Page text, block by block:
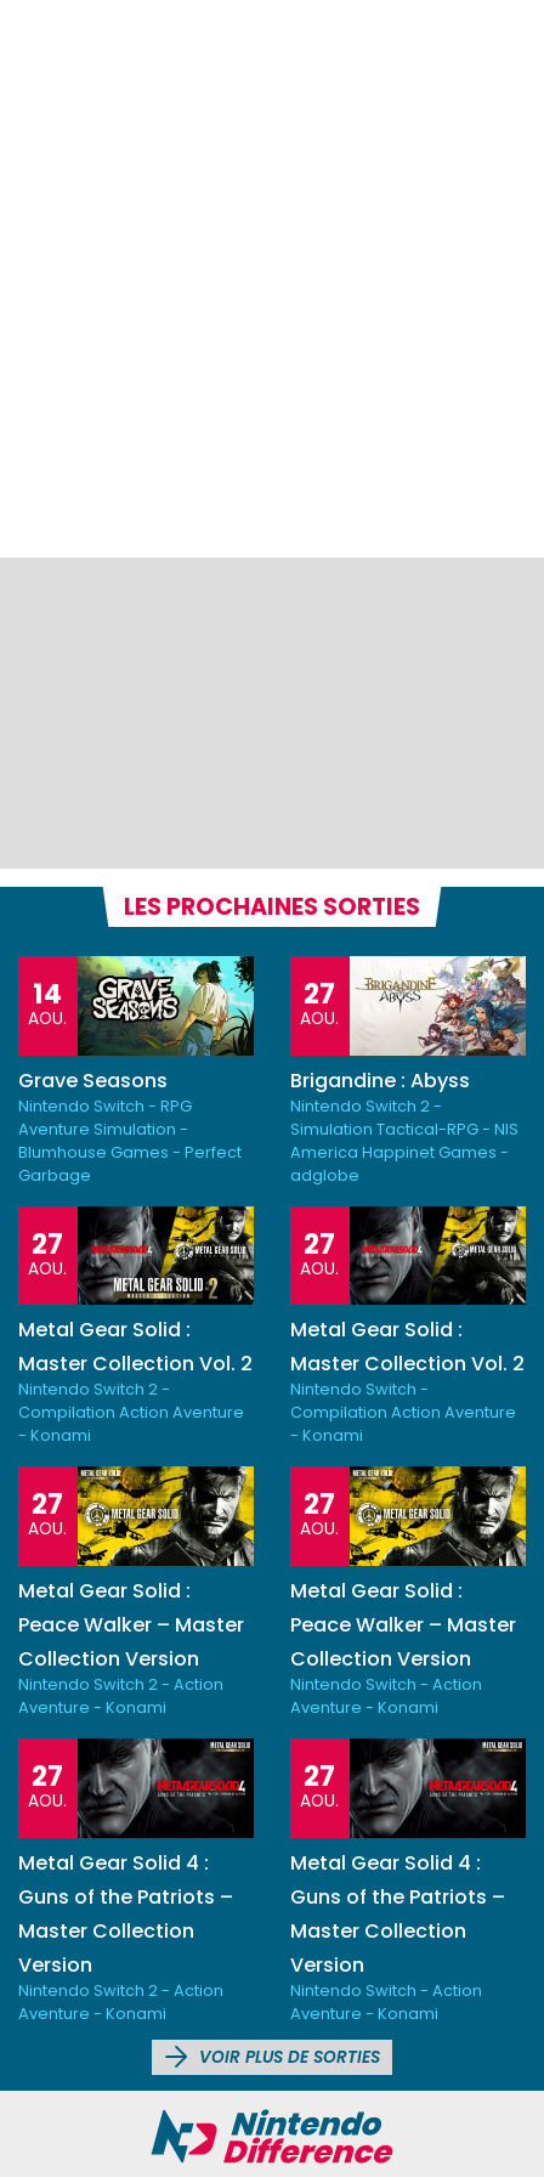
LES PROCHAINES SORTIES
14
AOU.
Grave Seasons
Nintendo Switch - RPG
Aventure Simulation -
Blumhouse Games - Perfect
Garbage
27
AOU.
Brigandine : Abyss
Nintendo Switch 2 -
Simulation Tactical-RPG - NIS
America Happinet Games -
adglobe
27
AOU.
Metal Gear Solid :
Master Collection Vol. 2
Nintendo Switch 2 -
Compilation Action Aventure
- Konami
27
AOU.
Metal Gear Solid :
Master Collection Vol. 2
Nintendo Switch -
Compilation Action Aventure
- Konami
27
AOU.
Metal Gear Solid :
Peace Walker – Master
Collection Version
Nintendo Switch 2 - Action
Aventure - Konami
27
AOU.
Metal Gear Solid :
Peace Walker – Master
Collection Version
Nintendo Switch - Action
Aventure - Konami
27
AOU.
Metal Gear Solid 4 :
Guns of the Patriots –
Master Collection
Version
Nintendo Switch 2 - Action
Aventure - Konami
27
AOU.
Metal Gear Solid 4 :
Guns of the Patriots –
Master Collection
Version
Nintendo Switch - Action
Aventure - Konami
VOIR PLUS DE SORTIES